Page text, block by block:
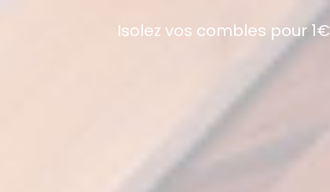
Isolez vos combles pour 1€